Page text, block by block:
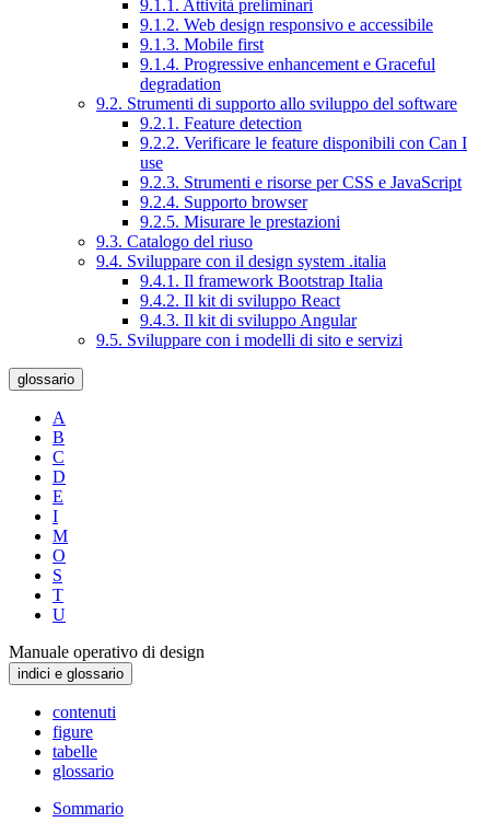
9.1.1. Attività preliminari
9.1.2. Web design responsivo e accessibile
9.1.3. Mobile first
9.1.4. Progressive enhancement e Graceful
degradation
9.2. Strumenti di supporto allo sviluppo del software
9.2.1. Feature detection
9.2.2. Verificare le feature disponibili con Can I
use
9.2.3. Strumenti e risorse per CSS e JavaScript
9.2.4. Supporto browser
9.2.5. Misurare le prestazioni
9.3. Catalogo del riuso
9.4. Sviluppare con il design system .italia
9.4.1. Il framework Bootstrap Italia
9.4.2. Il kit di sviluppo React
9.4.3. Il kit di sviluppo Angular
9.5. Sviluppare con i modelli di sito e servizi
glossario
A
B
C
D
E
I
M
O
S
T
U
Manuale operativo di design
indici e glossario
contenuti
figure
tabelle
glossario
Sommario